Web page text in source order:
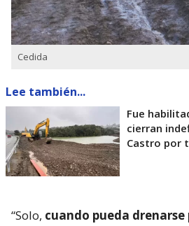
Cedida
Lee también...
Fue
cierran
Castro por
“Solo, cuando pueda